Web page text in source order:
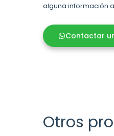
alguna información
Contactar
Otros